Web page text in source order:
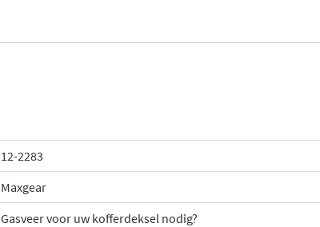
12-2283
Maxgear
Gasveer voor uw kofferdeksel nodig?